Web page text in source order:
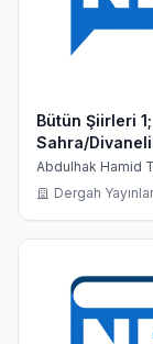
Bütün Şiirleri 1;
Sahra/
O'dur
Abdulhak Hamid
Dergah